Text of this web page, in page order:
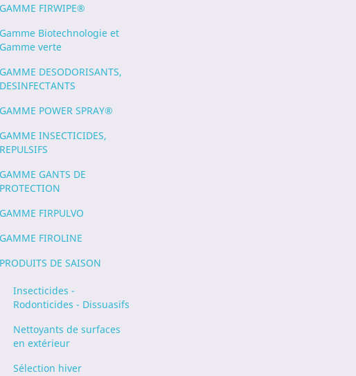
GAMME FIRWIPE®
Gamme Biotechnologie et
Gamme verte
GAMME DESODORISANTS,
DESINFECTANTS
GAMME POWER SPRAY®
GAMME INSECTICIDES,
REPULSIFS
GAMME GANTS DE
PROTECTION
GAMME FIRPULVO
GAMME FIROLINE
PRODUITS DE SAISON
Insecticides -
Rodonticides - Dissuasifs
Nettoyants de surfaces
en extérieur
Sélection hiver